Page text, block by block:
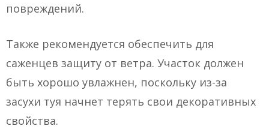
повреждений.
Также рекомендуется обеспечить для
саженцев защиту от ветра. Участок должен
быть хорошо увлажнен, поскольку из-за
засухи туя начнет терять свои декоративных
свойства.